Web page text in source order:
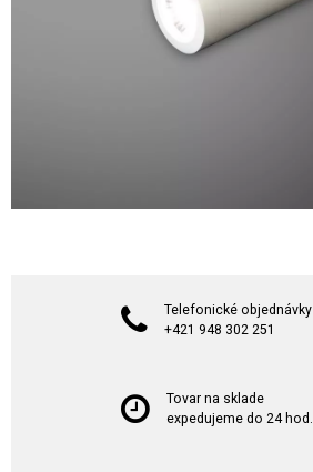
Telefonické objednávky
+421 948 302 251
Tovar na sklade
expedujeme do 24 hod.